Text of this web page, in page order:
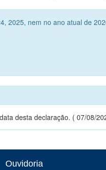
2025, nem no ano atual de
desta declaração. ( 07/08/
Ouvidoria